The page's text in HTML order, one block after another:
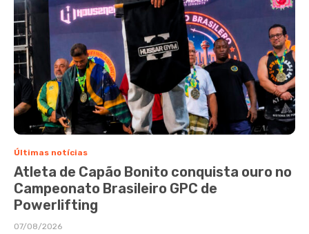
Últimas notícias
Atleta de Capão Bonito conquista ouro no
Campeonato Brasileiro GPC de
Powerlifting
07/08/2026